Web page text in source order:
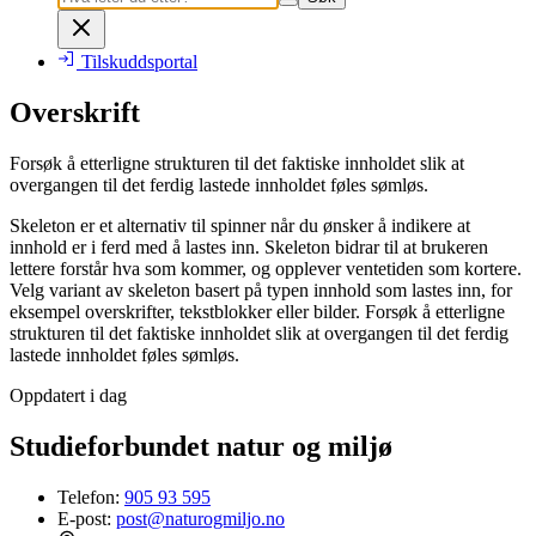
Tilskuddsportal
Overskrift
Forsøk å etterligne strukturen til det faktiske innholdet slik at
overgangen til det ferdig lastede innholdet føles sømløs.
Skeleton er et alternativ til spinner når du ønsker å indikere at
innhold er i ferd med å lastes inn. Skeleton bidrar til at brukeren
lettere forstår hva som kommer, og opplever ventetiden som kortere.
Velg variant av skeleton basert på typen innhold som lastes inn, for
eksempel overskrifter, tekstblokker eller bilder. Forsøk å etterligne
strukturen til det faktiske innholdet slik at overgangen til det ferdig
lastede innholdet føles sømløs.
Oppdatert i dag
Studieforbundet natur og miljø
Telefon: 905 93 595
E-post: post@naturogmiljo.no